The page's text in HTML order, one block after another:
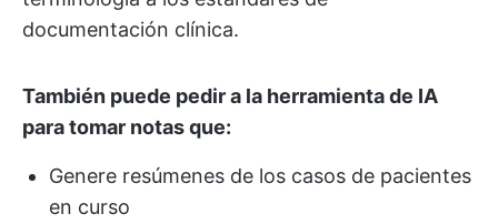
documentación clínica.
También puede pedir a la herramienta de IA
para tomar notas que:
Genere resúmenes de los casos de pacientes
en curso